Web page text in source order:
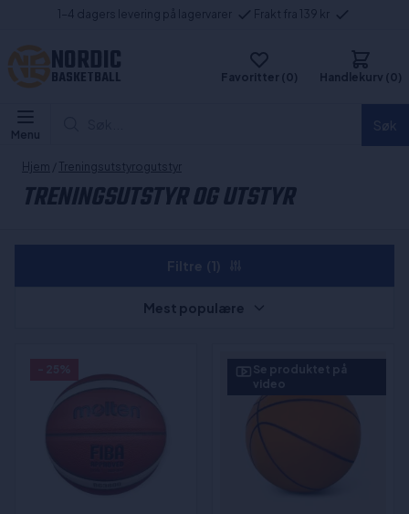
1-4 dagers levering på lagervarer Frakt fra 139 kr
NORDIC
BASKETBALL Favoritter (0) Handlekurv (0)
Menu
Hjem / Treningsutstyrogutstyr
TRENINGSUTSTYR OG UTSTYR
Se produktet på
video
Mest populære